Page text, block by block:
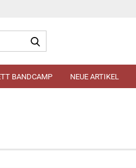
BANDCAMP NEUE ARTIKEL